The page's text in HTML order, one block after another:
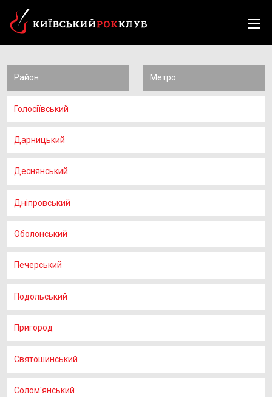
Район Метро
Голосіївський
Дарницький
Деснянський
Дніпровський
Оболонський
Печерський
Подольський
Пригород
Святошинський
Солом'янський